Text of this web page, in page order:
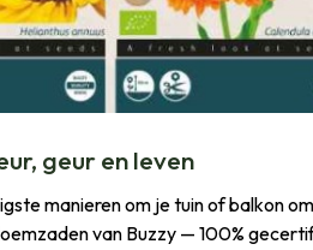
geur en leven
manieren om je tuin of balkon
van Buzzy — 100%